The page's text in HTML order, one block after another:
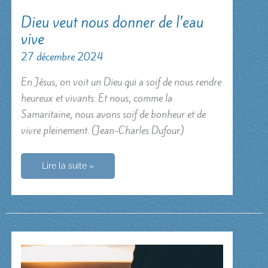
Dieu veut nous donner de l’eau
vive
27 décembre 2024
En Jésus, on voit un Dieu qui a soif de nous rendre
heureux et vivants. Et nous, comme la
Samaritaine, nous avons soif de bonheur et de
vivre pleinement. (Jean-Charles Dufour)
Dieu
nous
de
l’eau
vive
Lire la suite »